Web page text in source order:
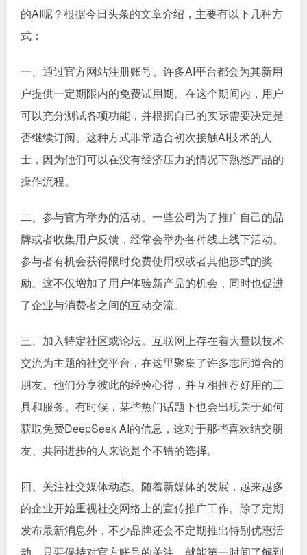
的AI呢？根据今日头条的文章介绍，主要有以下几种方
式：
一、通过官方网站注册账号。许多AI平台都会为其新用
户提供一定期限内的免费试用期。在这个期间内，用户
可以充分测试各项功能，并根据自己的实际需要决定是
否继续订阅。这种方式非常适合初次接触AI技术的人
士，因为他们可以在没有经济压力的情况下熟悉产品的
操作流程。
二、参与官方举办的活动。一些公司为了推广自己的品
牌或者收集用户反馈，经常会举办各种线上线下活动。
参与者有机会获得限时免费使用权或者其他形式的奖
励。这不仅增加了用户体验新产品的机会，同时也促进
了企业与消费者之间的互动交流。
三、加入特定社区或论坛。互联网上存在着大量以技术
交流为主题的社交平台，在这里聚集了许多志同道合的
朋友。他们分享彼此的经验心得，并互相推荐好用的工
具和服务。有时候，某些热门话题下也会出现关于如何
获取免费DeepSeek AI的信息，这对于那些喜欢结交朋
友、共同进步的人来说是个不错的选择。
四、关注社交媒体动态。随着新媒体的发展，越来越多
的企业开始重视社交网络上的宣传推广工作。除了定期
发布最新消息外，不少品牌还会不定期推出特别优惠活